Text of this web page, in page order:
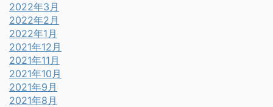
2022年3月
2022年2月
2022年1月
2021年12月
2021年11月
2021年10月
2021年9月
2021年8月